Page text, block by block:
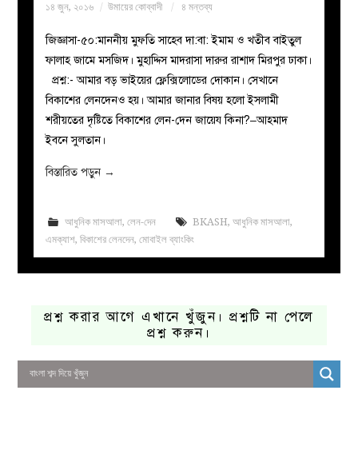
পাতা
ইসলাহী
মজলিস
প্রশ্ন
করুন
১৪ জুন, ২০১৬ উমায়ের কোব্বাদী ৪ মন্তব্য
জিজ্ঞাসা-৫০:মাননীয় মুফতি সাহেব দা:বা: ইমাম ও খতীব বাইতুল
ফালাহ জামে মসজিদ। মুহাদ্দিস মাদরাসা দারুর রাশাদ মিরপুর ঢাকা।
প্রশ্ন:- আমার বড় ভাইয়ের ফ্লেক্সিলোডের দোকান। সেখানে
বিকাশের লেনদেনও হয়। আমার জানার বিষয় হলো ইসলামী
শরীয়তের দৃষ্টিতে বিকাশের লেন-দেন জায়েয কিনা?–আহমাদ
ইবনে সুলতান।
বিস্তারিত পড়ুন →
আধুনিক মাসআলা, লেন-দেন BKASH, আধুনিক মাসআলা,
এমক্যাশ,বিকাশের লেনদেন,মোবাইল ব্যাংকিং
প্রশ্ন করার আগে এখানে খুঁজুন। প্রশ্নটি না পেলে
প্রশ্ন করুন।